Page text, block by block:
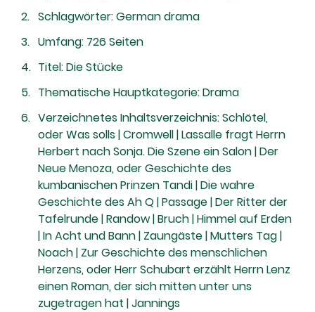
Schlagwörter: German drama
Umfang: 726 Seiten
Titel: Die Stücke
Thematische Hauptkategorie: Drama
Verzeichnetes Inhaltsverzeichnis: Schlötel,
oder Was solls | Cromwell | Lassalle fragt Herrn
Herbert nach Sonja. Die Szene ein Salon | Der
Neue Menoza, oder Geschichte des
kumbanischen Prinzen Tandi | Die wahre
Geschichte des Ah Q | Passage | Der Ritter der
Tafelrunde | Randow | Bruch | Himmel auf Erden
| In Acht und Bann | Zaungäste | Mutters Tag |
Noach | Zur Geschichte des menschlichen
Herzens, oder Herr Schubart erzählt Herrn Lenz
einen Roman, der sich mitten unter uns
zugetragen hat | Jannings